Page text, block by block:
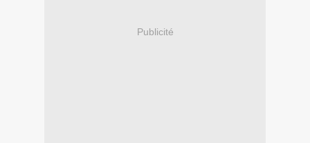
Publicité